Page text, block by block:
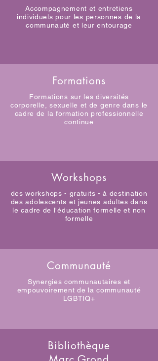
Accompagnement et entretiens
individuels pour les personnes de la
communauté et leur entourage
Formations
Formations sur les diversités
corporelle, sexuelle et de genre dans le
cadre de la formation professionnelle
continue
Workshops
des workshops - gratuits - à destination
des adolescents et jeunes adultes dans
le cadre de l'éducation formelle et non
formelle
Communauté
Synergies communautaires et
empouvoirement de la communauté
LGBTIQ+
Bibliothèque